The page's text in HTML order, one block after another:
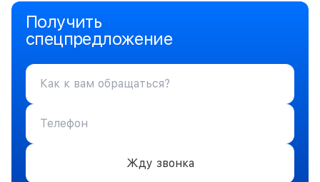
Получить
спецпредложение
Жду звонка